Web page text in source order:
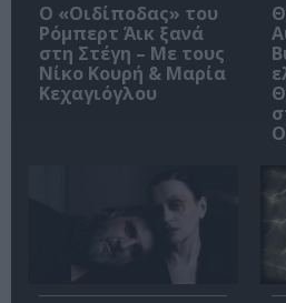
O «Οιδίποδας» του
Ρόμπερτ Άικ ξανά
στη Στέγη – Με τους
Νίκο Κουρή & Μαρία
Κεχαγιόγλου